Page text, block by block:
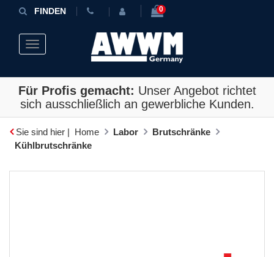
FINDEN 0
Toggle navigation
Für Profis gemacht: Unser Angebot richtet
sich ausschließlich an gewerbliche Kunden.
Sie sind hier | Home Labor
Brutschränke
Kühlbrutschränke